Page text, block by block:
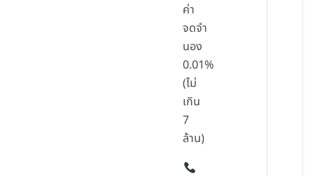
ค่า
จดจำ
นอง
0.01%
(ไม่
เกิน
7
ล้าน)